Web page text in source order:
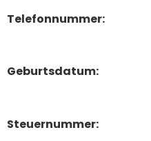
Telefonnummer:
Geburtsdatum:
Steuernummer: